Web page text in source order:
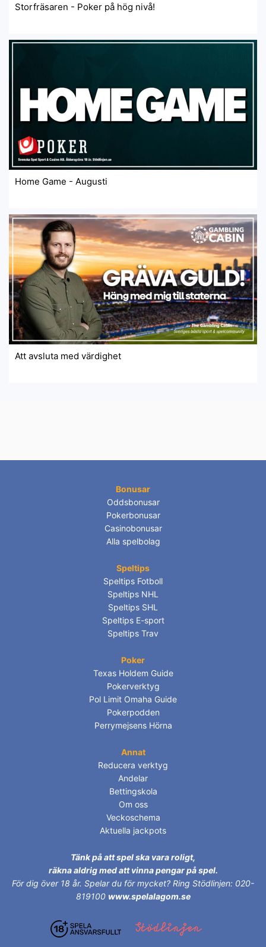
Storfräsaren - Poker på hög nivå!
Home Game - Augusti
Att avsluta med värdighet
Bonusar
Oddsbonusar
Pokerbonusar
Casinobonusar
Alla spelbolag
Speltips
Speltips Fotboll
Speltips NHL
Speltips SHL
Speltips E-sport
Speltips Trav
Poker
Texas Holdem Guide
Pokerverktyg
Pol Limit Omaha Guide
Pokerpodden
Perrymejsens Hörna
Annat
Reducera verktyg
Andelar
Bettingskola
Om oss
Veckoschema
Aktuella jackpots
Tänk på att spel ska vara roligt,
räkna aldrig med att vinna pengar på spel.
För dig över 18 år. Spelar du för mycket? Ring Stödlinjen: 020-
819100 www.spelalagom.se